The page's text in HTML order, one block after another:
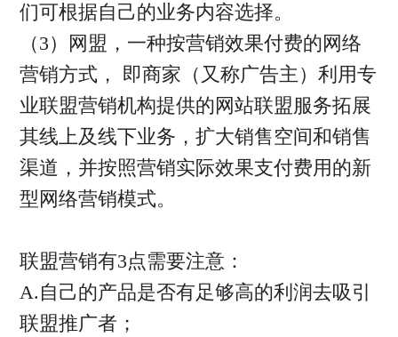
们可根据自己的业务内容选择。
（3）网盟，一种按营销效果付费的网络
营销方式， 即商家（又称广告主）利用专
业联盟营销机构提供的网站联盟服务拓展
其线上及线下业务，扩大销售空间和销售
渠道，并按照营销实际效果支付费用的新
型网络营销模式。
联盟营销有3点需要注意：
A.自己的产品是否有足够高的利润去吸引
联盟推广者；